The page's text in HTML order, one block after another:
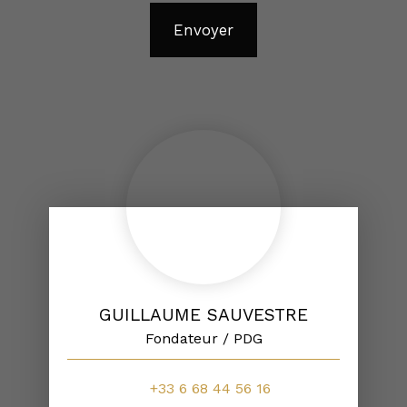
Envoyer
GUILLAUME SAUVESTRE
Fondateur / PDG
+33 6 68 44 56 16